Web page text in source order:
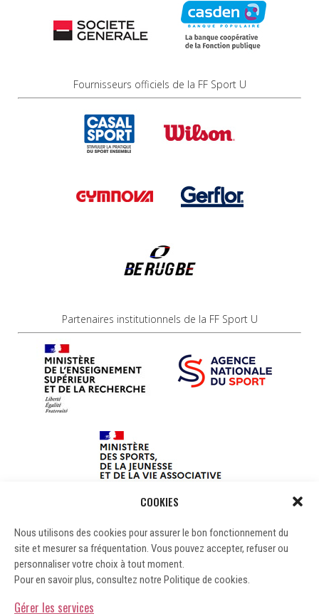
COOKIES
Nous utilisons des cookies pour assurer le bon fonctionnement du
site et mesurer sa fréquentation. Vous pouvez accepter, refuser ou
personnaliser votre choix à tout moment.
Pour en savoir plus, consultez notre Politique de cookies.
Gérer les services
Fournisseurs officiels de la FF Sport U
Partenaires institutionnels de la FF Sport U